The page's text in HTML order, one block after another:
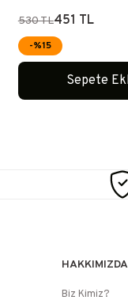
530 TL451 TL
-%15
Sepete
HAKKIMIZDA
Biz Kimiz?